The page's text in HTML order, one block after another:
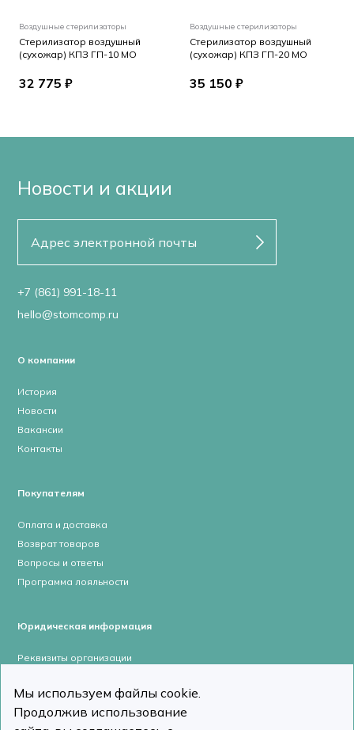
Воздушные стерилизаторы
Стерилизатор воздушный
(сухожар) КПЗ ГП-10 МО
32 775 ₽
Воздушные стерилизаторы
Стерилизатор воздушный
(сухожар) КПЗ ГП-20 МО
35 150 ₽
Новости и акции
+7 (861) 991-18-11
hello@stomcomp.ru
О компании
История
Новости
Вакансии
Контакты
Покупателям
Оплата и доставка
Возврат товаров
Вопросы и ответы
Программа лояльности
Юридическая информация
Реквизиты организации
Пользовательское соглашение
Политика конфиденциальности
Мы используем файлы cookie.
Продолжив использование